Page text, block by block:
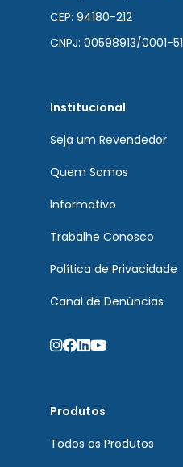
CEP: 94180-212
CNPJ: 00598913/0001-51
Institucional
Seja um Revendedor
Quem Somos
Informativo
Trabalhe Conosco
Política de Privacidade
Canal de Denúncias
Produtos
Todos os Produtos